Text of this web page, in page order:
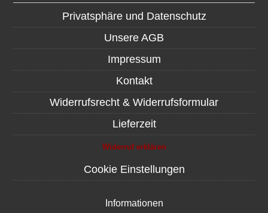
Privatsphäre und Datenschutz
Unsere AGB
Impressum
Kontakt
Widerrufsrecht & Widerrufsformular
Lieferzeit
Widerruf erklären
Cookie Einstellungen
Informationen